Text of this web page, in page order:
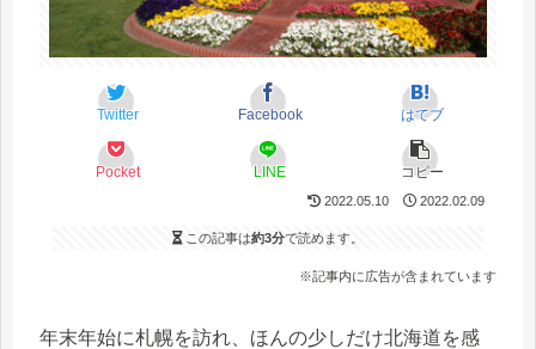
Twitter Facebook はてブ
Pocket LINE コピー
2022.05.10 2022.02.09
この記事は約3分で読めます。
※記事内に広告が含まれています
年末年始に札幌を訪れ、ほんの少しだけ北海道を感